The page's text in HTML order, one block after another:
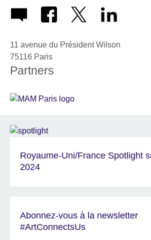
11 avenue du Président Wilson
75116 Paris
Partners
Royaume-Uni/France Spotlight
2024
Abonnez-vous à la newsletter
#ArtConnectsUs